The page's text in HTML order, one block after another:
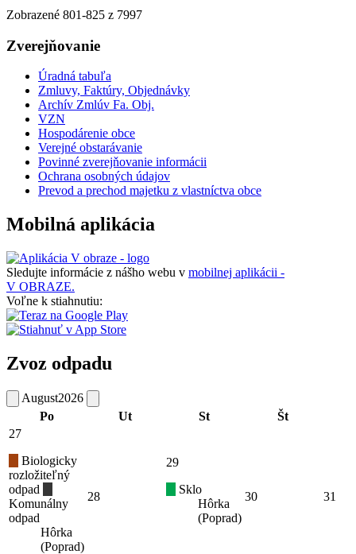
Zobrazené 801-825 z 7997
Zverejňovanie
Úradná tabuľa
Zmluvy, Faktúry, Objednávky
Archív Zmlúv Fa. Obj.
VZN
Hospodárenie obce
Verejné obstarávanie
Povinné zverejňovanie informácii
Ochrana osobných údajov
Prevod a prechod majetku z vlastníctva obce
Mobilná aplikácia
Sledujte informácie z nášho webu v mobilnej aplikácii -
V OBRAZE.
Voľne k stiahnutiu:
Zvoz odpadu
August2026
Po
Ut St Št
27
Biologicky
rozložiteľný
odpad
Komunálny
odpad
Hôrka
(Poprad)
28
29
Sklo
Hôrka
(Poprad)
30 31